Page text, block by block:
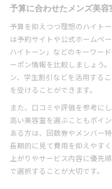
予算に合わせたメンズ美
予算を抑えつつ理想のハイト
は予約サイトや公式ホームペ
ハイトーン」などのキーワー
ーポン情報を比較しましょう
ン、学生割引などを活用する
を受けることができます。
また、口コミや評価を参考に
高い美容室を選ぶこともポイ
ある方は、回数券やメンバー
長期的に見て費用を抑えやす
上がりやサービス内容に優先
で選択することが大切です。